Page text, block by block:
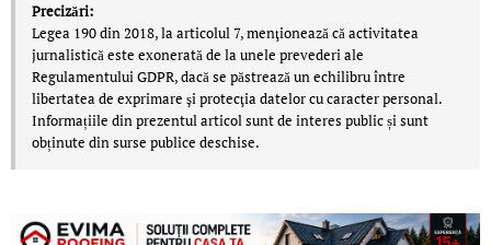
Precizări:
Legea 190 din 2018, la articolul 7, menţionează că activitatea
jurnalistică este exonerată de la unele prevederi ale
Regulamentului GDPR, dacă se păstrează un echilibru între
libertatea de exprimare şi protecţia datelor cu caracter personal.
Informațiile din prezentul articol sunt de interes public și sunt
obținute din surse publice deschise.